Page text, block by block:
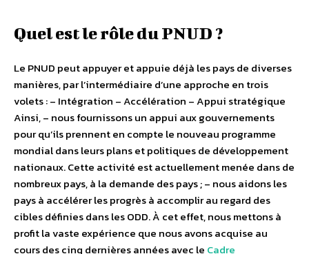
Quel est le rôle du PNUD ?
Le PNUD peut appuyer et appuie déjà les pays de diverses
manières, par l’intermédiaire d’une approche en trois
volets : – Intégration – Accélération – Appui stratégique
Ainsi, – nous fournissons un appui aux gouvernements
pour qu’ils prennent en compte le nouveau programme
mondial dans leurs plans et politiques de développement
nationaux. Cette activité est actuellement menée dans de
nombreux pays, à la demande des pays ; – nous aidons les
pays à accélérer les progrès à accomplir au regard des
cibles définies dans les ODD. À cet effet, nous mettons à
profit la vaste expérience que nous avons acquise au
cours des cinq dernières années avec le Cadre